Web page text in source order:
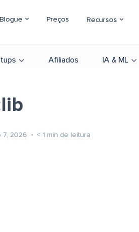
Blogue Preços Recursos
Afiliados IA & ML
7, 2026 < 1 min de leitura